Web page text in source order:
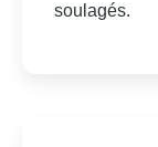
soulagés.